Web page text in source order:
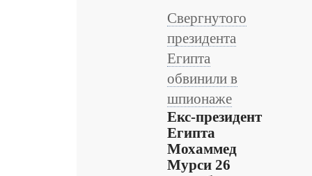
Свергнутого
президента
Египта
обвинили в
шпионаже
Екс-президент
Египта
Мохаммед
Мурси 26